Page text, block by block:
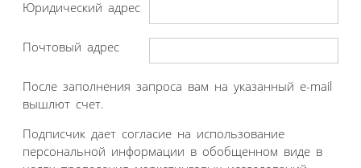
Юридический адрес
Почтовый адрес
После заполнения запроса вам на указанный e-mail
вышлют счет.
Подписчик дает согласие на использование
персональной информации в обобщенном виде в